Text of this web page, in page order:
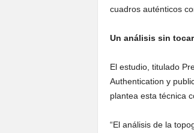
cuadros auténticos
Un análisis sin
El estudio, titulado
Authentication y
plantea esta técnica
“El análisis de la